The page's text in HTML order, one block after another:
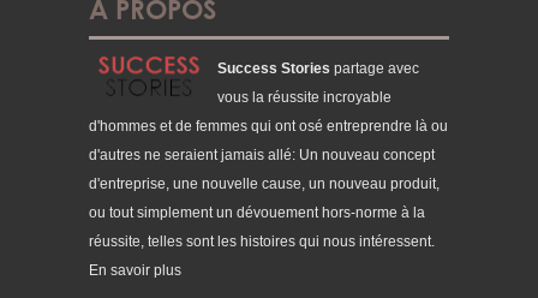
A PROPOS
Success Stories partage avec
vous la réussite incroyable
d'hommes et de femmes qui ont osé entreprendre là ou
d'autres ne seraient jamais allé: Un nouveau concept
d'entreprise, une nouvelle cause, un nouveau produit,
ou tout simplement un dévouement hors-norme à la
réussite, telles sont les histoires qui nous intéressent.
En savoir plus